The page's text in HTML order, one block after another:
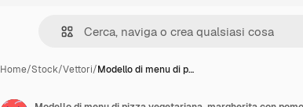
Home/Stock/Vettori/Modello di menu di p…